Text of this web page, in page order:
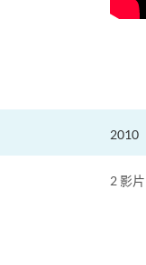
2010
2 影片